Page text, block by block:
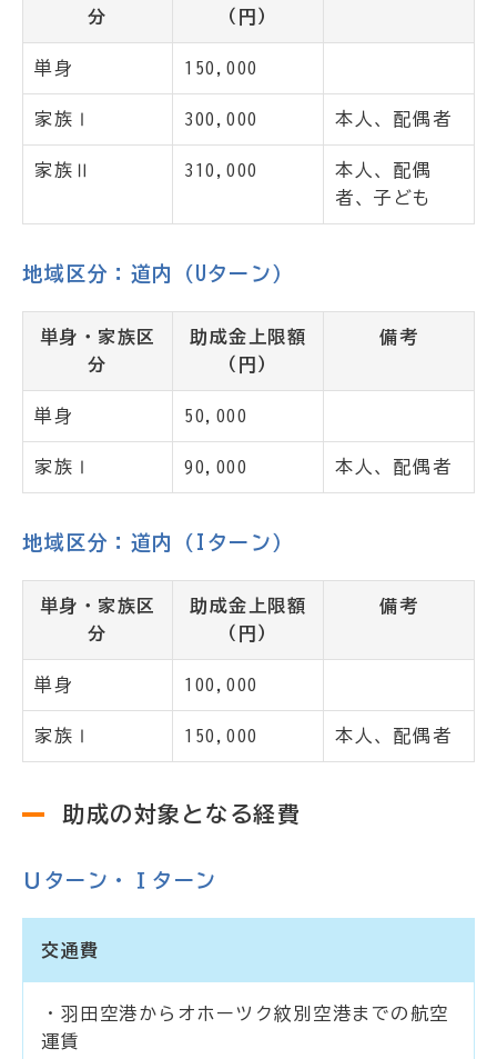
分
（円）
単身 150,000
家族Ⅰ 300,000 本人、配偶者
家族Ⅱ 310,000
本人、配偶
者、子ども
地域区分：道内（Uターン）
単身・家族区
分
助成金上限額
（円）
備考
単身 50,000
家族Ⅰ 90,000 本人、配偶者
地域区分：道内（Iターン）
単身・家族区
分
助成金上限額
（円）
備考
単身 100,000
家族Ⅰ 150,000 本人、配偶者
助成の対象となる経費
Ｕターン・Ｉターン
交通費
・羽田空港からオホーツク紋別空港までの航空
運賃